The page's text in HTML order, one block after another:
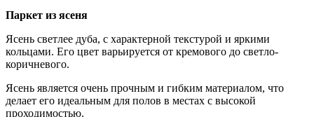
Паркет из ясеня
Ясень светлее дуба, с характерной текстурой и яркими
кольцами. Его цвет варьируется от кремового до светло-
коричневого.
Ясень является очень прочным и гибким материалом, что
делает его идеальным для полов в местах с высокой
проходимостью.